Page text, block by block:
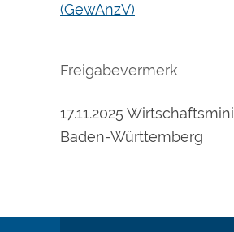
(GewAnzV)
Freigabevermerk
17.11.2025
Baden-Württemberg